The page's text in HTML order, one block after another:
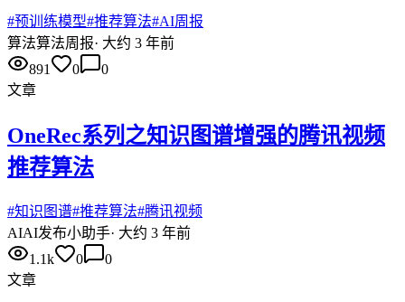
#预训练模型#推荐算法#AI周报
算法算法周报· 大约 3 年前
891
0
0
文章
OneRec系列之知识图谱增强的腾讯视频
推荐算法
#知识图谱#推荐算法#腾讯视频
AIAI发布小助手· 大约 3 年前
1.1k
0
0
文章